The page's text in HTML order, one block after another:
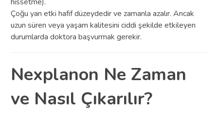
Çoğu yan etki hafif düzeydedir ve zamanla azalır. Ancak
uzun süren veya yaşam kalitesini ciddi şekilde etkileyen
durumlarda doktora başvurmak gerekir.
Nexplanon Ne Zaman
ve Nasıl Çıkarılır?